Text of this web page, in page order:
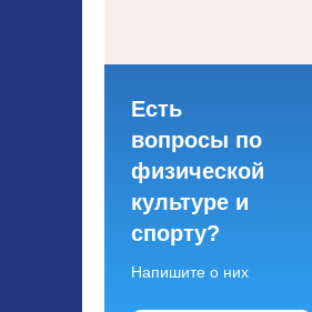
Есть
вопросы по
физической
культуре и
спорту?
Напишите о них